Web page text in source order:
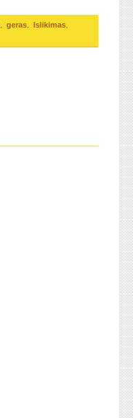
, geras, Islikimas,